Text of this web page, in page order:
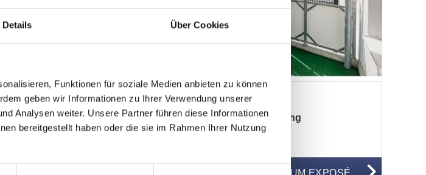
Details Über Cookies
Funktionen für soziale Medien anbieten zu können
geben wir Informationen zu Ihrer Verwendung unserer
Analysen weiter. Unsere Partner führen diese Informationen
bereitgestellt haben oder die sie im Rahmen Ihrer Nutzung
Germering
VERKAUFT: 2-Zimmer-Wohnung mit Balkon in Germering
ZUM EXPOSÉ